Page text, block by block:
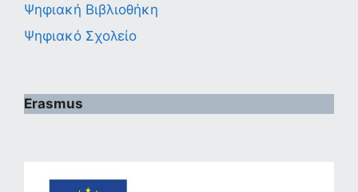
Ψηφιακή Βιβλιοθήκη
Ψηφιακό Σχολείο
Erasmus